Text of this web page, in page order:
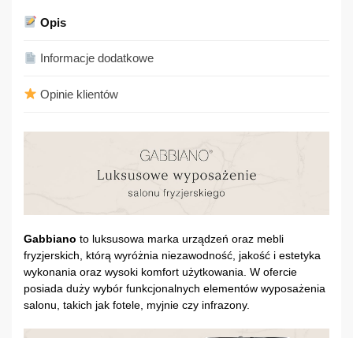
Opis
Informacje dodatkowe
Opinie klientów
Gabbiano to luksusowa marka urządzeń oraz mebli
fryzjerskich, którą wyróżnia niezawodność, jakość i estetyka
wykonania oraz wysoki komfort użytkowania. W ofercie
posiada duży wybór funkcjonalnych elementów wyposażenia
salonu, takich jak fotele, myjnie czy infrazony.